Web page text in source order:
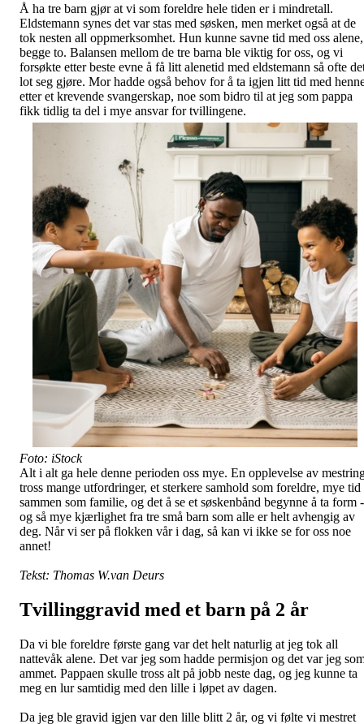
Å ha tre barn gjør at vi som foreldre hele tiden er i mindretall.
Eldstemann synes det var stas med søsken, men merket også at de
tok nesten all oppmerksomhet. Hun kunne savne tid med oss alene,
begge to. Balansen mellom de tre barna ble viktig for oss, og vi
forsøkte etter beste evne å få litt alenetid med eldstemann så ofte
lot seg gjøre. Mor hadde også behov for å ta igjen litt tid med
etter et krevende svangerskap, noe som bidro til at jeg som pappa
fikk tidlig ta del i mye ansvar for tvillingene.
Foto: iStock
Alt i alt ga hele denne perioden oss mye. En opplevelse av
tross mange utfordringer, et sterkere samhold som foreldre, mye tid
sammen som familie, og det å se et søskenbånd begynne å ta form -
og så mye kjærlighet fra tre små barn som alle er helt avhengig av
deg. Når vi ser på flokken vår i dag, så kan vi ikke se for oss noe
annet!
Tekst: Thomas W.van Deurs
Tvillinggravid med et barn på 2 år
Da vi ble foreldre første gang var det helt naturlig at jeg tok all
nattevåk alene. Det var jeg som hadde permisjon og det var jeg
ammet. Pappaen skulle tross alt på jobb neste dag, og jeg kunne ta
meg en lur samtidig med den lille i løpet av dagen.
Da jeg ble gravid igjen var den lille blitt 2 år, og vi følte vi mestret